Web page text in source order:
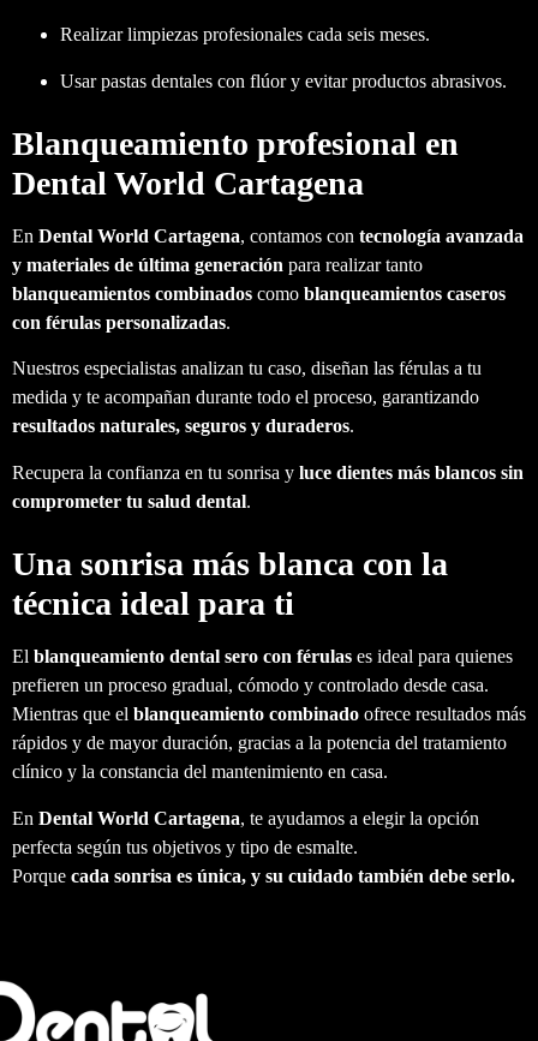
Realizar limpiezas profesionales cada seis meses.
Usar pastas dentales con flúor y evitar productos abrasivos.
Blanqueamiento profesional en
Dental World Cartagena
En Dental World Cartagena, contamos con tecnología avanzada
y materiales de última generación para realizar tanto
blanqueamientos combinados como blanqueamientos caseros
con férulas personalizadas.
Nuestros especialistas analizan tu caso, diseñan las férulas a tu
medida y te acompañan durante todo el proceso, garantizando
resultados naturales, seguros y duraderos.
Recupera la confianza en tu sonrisa y luce dientes más blancos sin
comprometer tu salud dental.
Una sonrisa más blanca con la
técnica ideal para ti
El blanqueamiento dental sero con férulas es ideal para quienes
prefieren un proceso gradual, cómodo y controlado desde casa.
Mientras que el blanqueamiento combinado ofrece resultados más
rápidos y de mayor duración, gracias a la potencia del tratamiento
clínico y la constancia del mantenimiento en casa.
En Dental World Cartagena, te ayudamos a elegir la opción
perfecta según tus objetivos y tipo de esmalte.
Porque cada sonrisa es única, y su cuidado también debe serlo.